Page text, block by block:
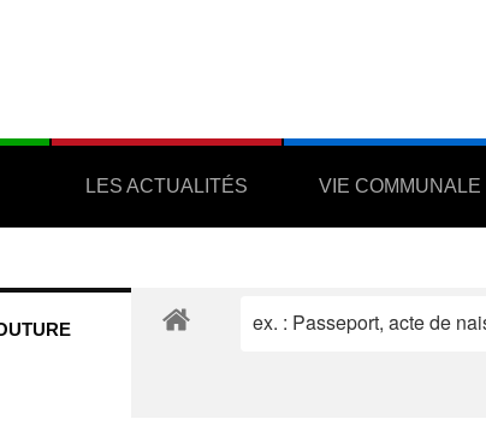
LES ACTUALITÉS VIE COMMUNALE